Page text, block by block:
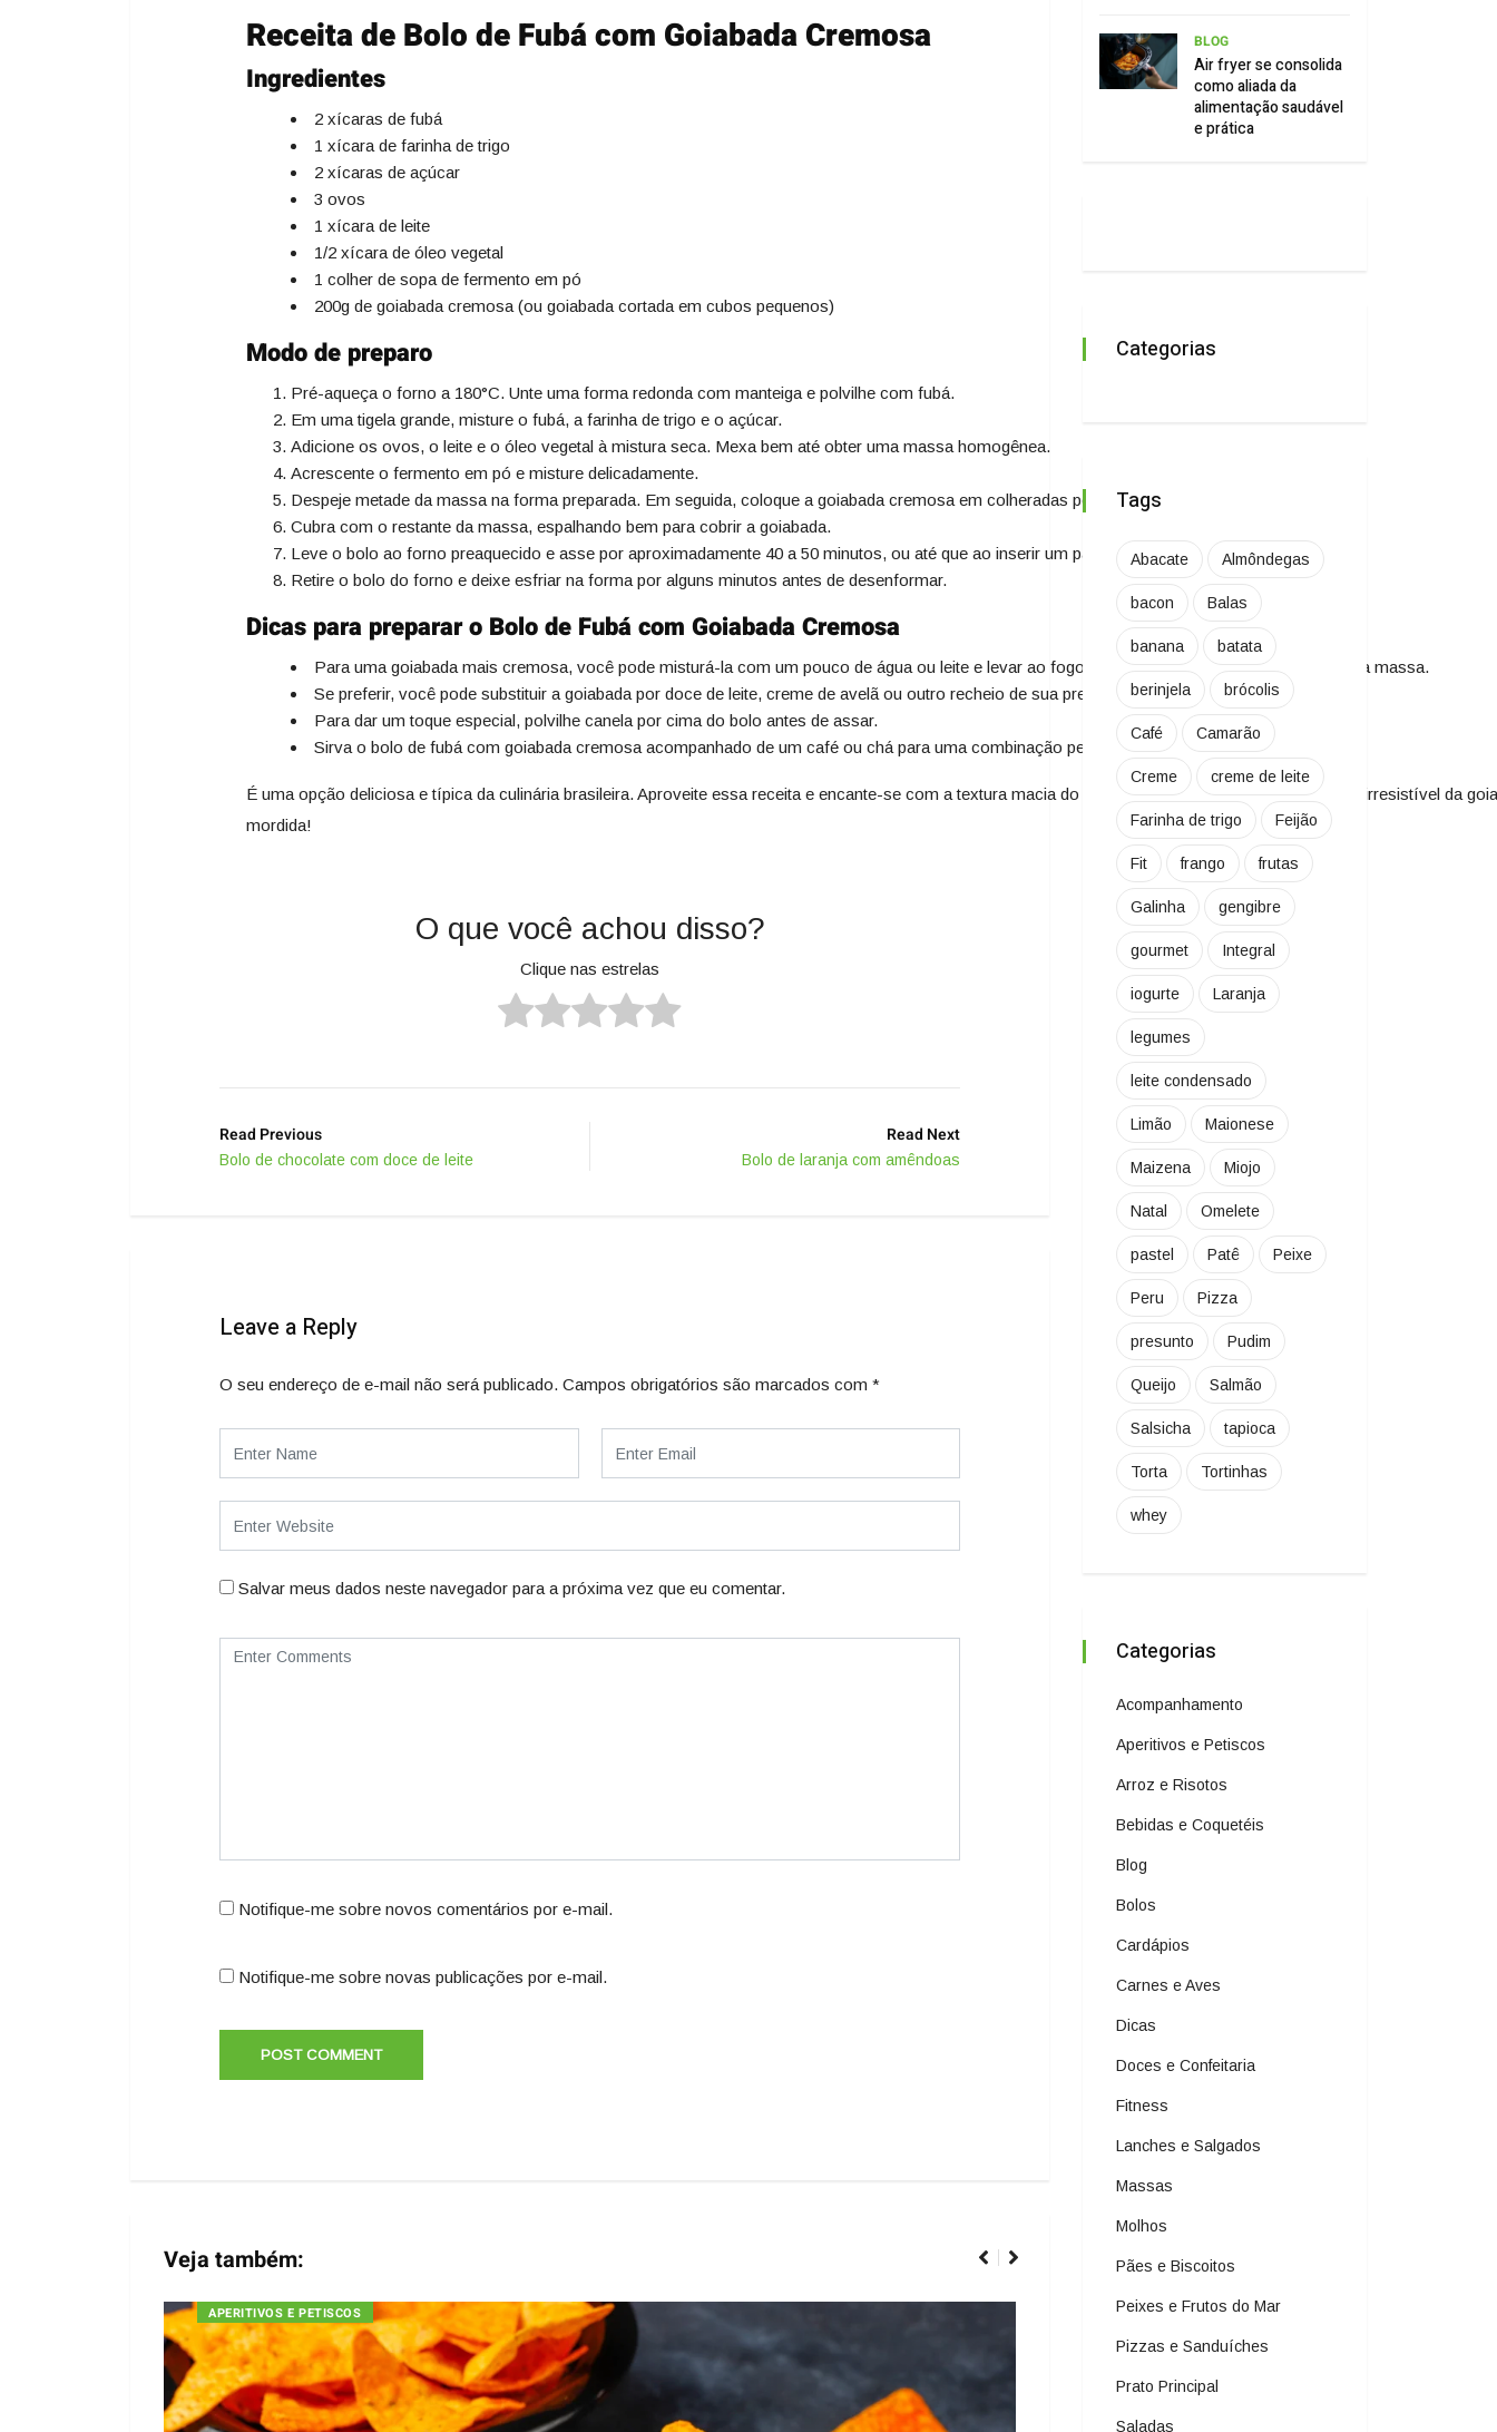
Receita de Bolo de Fubá com Goiabada Cremosa
Ingredientes
2 xícaras de fubá
1 xícara de farinha de trigo
2 xícaras de açúcar
3 ovos
1 xícara de leite
1/2 xícara de óleo vegetal
1 colher de sopa de fermento em pó
200g de goiabada cremosa (ou goiabada cortada em cubos pequenos)
Modo de preparo
Pré-aqueça o forno a 180°C. Unte uma forma redonda com manteiga e polvilhe com fubá.
Em uma tigela grande, misture o fubá, a farinha de trigo e o açúcar.
Adicione os ovos, o leite e o óleo vegetal à mistura seca. Mexa bem até obter uma massa homogênea.
Acrescente o fermento em pó e misture delicadamente.
Despeje metade da massa na forma preparada. Em seguida, coloque a goiabada cremosa em colheradas por cima da massa.
Cubra com o restante da massa, espalhando bem para cobrir a goiabada.
Leve o bolo ao forno preaquecido e asse por aproximadamente 40 a 50 minutos, ou até que ao inserir um palito no centro do bolo, ele saia limpo.
Retire o bolo do forno e deixe esfriar na forma por alguns minutos antes de desenformar.
Dicas para preparar o Bolo de Fubá com Goiabada Cremosa
Para uma goiabada mais cremosa, você pode misturá-la com um pouco de água ou leite e levar ao fogo para derreter antes de colocar sobre a massa.
Se preferir, você pode substituir a goiabada por doce de leite, creme de avelã ou outro recheio de sua preferência.
Para dar um toque especial, polvilhe canela por cima do bolo antes de assar.
Sirva o bolo de fubá com goiabada cremosa acompanhado de um café ou chá para uma combinação perfeita.
É uma opção deliciosa e típica da culinária brasileira. Aproveite essa receita e encante-se com a textura macia do bolo de fubá combinada com o sabor irresistível da
mordida!
O que você achou disso?
Clique nas estrelas
Read Previous
Bolo de chocolate com doce de leite
Read Next
Bolo de laranja com amêndoas
Leave a Reply
O seu endereço de e-mail não será publicado. Campos obrigatórios são marcados com *
Salvar meus dados neste navegador para a próxima vez que eu comentar.
Notifique-me sobre novos comentários por e-mail.
Notifique-me sobre novas publicações por e-mail.
Veja também:
APERITIVOS E PETISCOS ARROZ E RISOTOS
BLOG
Air fryer se consolida
como aliada da
alimentação saudável
e prática
Categorias
Tags
Abacate Almôndegas
bacon Balas
banana batata
berinjela brócolis
Café Camarão
Creme creme de leite
Farinha de trigo Feijão
Fit frango frutas
Galinha gengibre
gourmet Integral
iogurte Laranja
legumes
leite condensado
Limão Maionese
Maizena Miojo
Natal Omelete
pastel Patê Peixe
Peru Pizza
presunto Pudim
Queijo Salmão
Salsicha tapioca
Torta Tortinhas
whey
Categorias
Acompanhamento
Aperitivos e Petiscos
Arroz e Risotos
Bebidas e Coquetéis
Blog
Bolos
Cardápios
Carnes e Aves
Dicas
Doces e Confeitaria
Fitness
Lanches e Salgados
Massas
Molhos
Pães e Biscoitos
Peixes e Frutos do Mar
Pizzas e Sanduíches
Prato Principal
Saladas